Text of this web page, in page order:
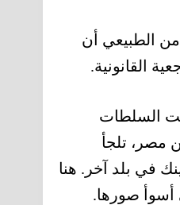
الطبيعي أن
القانونية.
السلطات
مصر، تلجأ
في بلد آخر. هنا
أسوأ صورها.